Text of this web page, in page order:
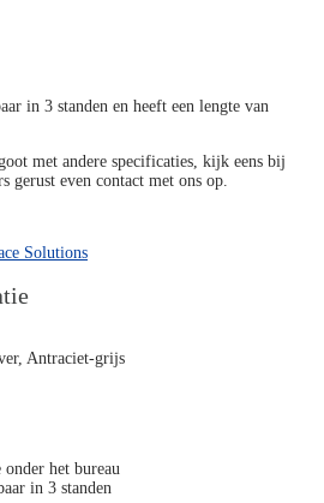
in 3 standen en heeft een lengte van
met andere specificaties, kijk eens bij
gerust even contact met ons op.
Solutions
Antraciet-grijs
het bureau
in 3 standen